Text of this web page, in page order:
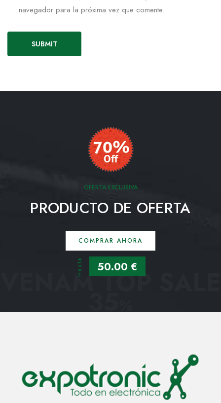
navegador para la próxima vez que comente.
OFERTA EXCLUSIVA
PRODUCTO DE OFERTA
COMPRAR AHORA
Hasta 50.00 €
VENAM TOP SALE
35